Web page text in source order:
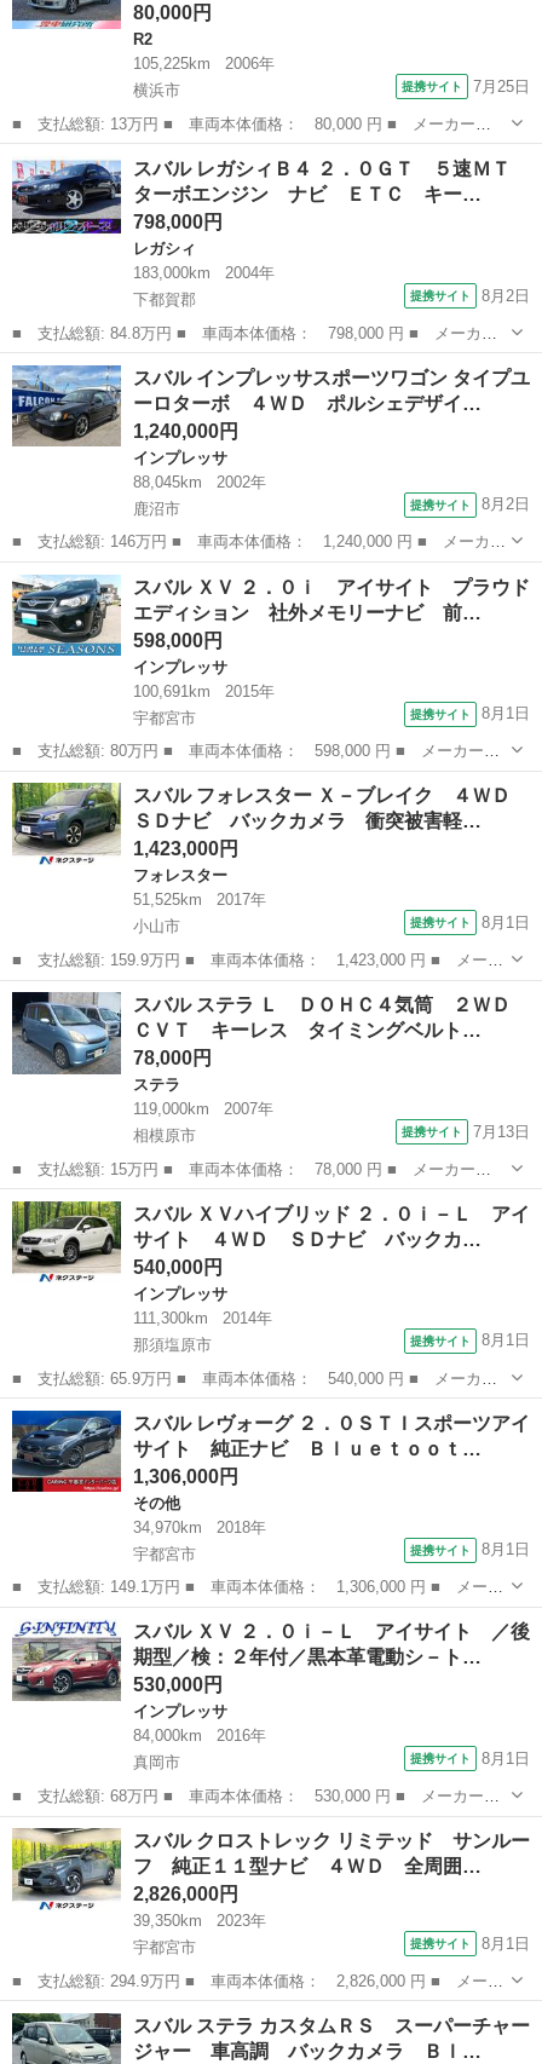
80,000円
R2
105,225km
2006年
横浜市
提携サイト 7月25日
■ 支払総額: 13万円 ■ 車両本体価格： 80,000 円 ■ メーカー
名： スバル ■ 車種名： Ｒ２ ■ グレード名： レフィリミテッ
ド ５００台特別限定車 電格ミラー シートリフター ユーザー買
取 ■ 排気量： ...
神奈川 横浜市
スバル レガシィＢ４ ２．０ＧＴ ５速ＭＴ
ターボエンジン ナビ ＥＴＣ キー…
798,000円
レガシィ
183,000km
2004年
下都賀郡
提携サイト 8月2日
■ 支払総額: 84.8万円 ■ 車両本体価格： 798,000 円 ■ メーカー
名： スバル ■ 車種名： レガシィＢ４ ■ グレード名： ２．０
ＧＴ ５速ＭＴ ターボエンジン ナビ ＥＴＣ キーレス ■ 排気
量： 20...
栃木 下都賀郡 レガシィ
スバル インプレッサスポーツワゴン タイプユ
ーロターボ ４ＷＤ ポルシェデザイ…
1,240,000円
インプレッサ
88,045km
2002年
鹿沼市
提携サイト 8月2日
■ 支払総額: 146万円 ■ 車両本体価格： 1,240,000 円 ■ メーカー
名： スバル ■ 車種名： インプレッサスポーツワゴン ■ グレー
ド名： タイプユーロターボ ４ＷＤ ポルシェデザイン 特別仕様
車 専用フ...
栃木 鹿沼市
スバル ＸＶ ２．０ｉ アイサイト プラウド
エディション 社外メモリーナビ 前…
598,000円
インプレッサ
100,691km
2015年
宇都宮市
提携サイト 8月1日
■ 支払総額: 80万円 ■ 車両本体価格： 598,000 円 ■ メーカー
名： スバル ■ 車種名： ＸＶ ■ グレード名： ２．０ｉ アイ
サイト プラウドエディション 社外メモリーナビ 前後ドライブレ
コーダー アイサ...
栃木 宇都宮市
スバル フォレスター Ｘ－ブレイク ４ＷＤ
ＳＤナビ バックカメラ 衝突被害軽…
1,423,000円
フォレスター
51,525km
2017年
小山市
提携サイト 8月1日
■ 支払総額: 159.9万円 ■ 車両本体価格： 1,423,000 円 ■ メーカ
ー名： スバル ■ 車種名： フォレスター ■ グレード名： Ｘ－
ブレイク ４ＷＤ ＳＤナビ バックカメラ 衝突被害軽減システ
ム レーダ...
栃木 小山市
スバル ステラ Ｌ ＤＯＨＣ４気筒 ２ＷＤ
ＣＶＴ キーレス タイミングベルト…
78,000円
ステラ
119,000km
2007年
相模原市
提携サイト 7月13日
■ 支払総額: 15万円 ■ 車両本体価格： 78,000 円 ■ メーカー
名： スバル ■ 車種名： ステラ ■ グレード名： Ｌ ＤＯＨＣ
４気筒 ２ＷＤ ＣＶＴ キーレス タイミングベルト 交換整備済
■ 排気量： 6...
神奈川 相模原市
スバル ＸＶハイブリッド ２．０ｉ－Ｌ アイ
サイト ４ＷＤ ＳＤナビ バックカ…
540,000円
インプレッサ
111,300km
2014年
那須塩原市
提携サイト 8月1日
■ 支払総額: 65.9万円 ■ 車両本体価格： 540,000 円 ■ メーカー
名： スバル ■ 車種名： ＸＶハイブリッド ■ グレード名：
２．０ｉ－Ｌ アイサイト ４ＷＤ ＳＤナビ バックカメラ 衝突
被害軽減システ...
栃木 那須塩原市 インプレッサ
スバル レヴォーグ ２．０ＳＴＩスポーツアイ
サイト 純正ナビ Ｂｌｕｅｔｏｏｔ…
1,306,000円
その他
34,970km
2018年
宇都宮市
提携サイト 8月1日
■ 支払総額: 149.1万円 ■ 車両本体価格： 1,306,000 円 ■ メーカ
ー名： スバル ■ 車種名： レヴォーグ ■ グレード名： ２．０
ＳＴＩスポーツアイサイト 純正ナビ Ｂｌｕｅｔｏｏｔｈ フルセ
グ バッ...
栃木 宇都宮市 その他
スバル ＸＶ ２．０ｉ－Ｌ アイサイト ／後
期型／検：２年付／黒本革電動シ－ト…
530,000円
インプレッサ
84,000km
2016年
真岡市
提携サイト 8月1日
■ 支払総額: 68万円 ■ 車両本体価格： 530,000 円 ■ メーカー
名： スバル ■ 車種名： ＸＶ ■ グレード名： ２．０ｉ－Ｌ
アイサイト ／後期型／検：２年付／黒本革電動シ－ト＋ヒ－タ－／
純ナビ／Ｂカメラ...
栃木 真岡市 インプレッサ
スバル クロストレック リミテッド サンルー
フ 純正１１型ナビ ４ＷＤ 全周囲…
2,826,000円
39,350km
2023年
宇都宮市
提携サイト 8月1日
■ 支払総額: 294.9万円 ■ 車両本体価格： 2,826,000 円 ■ メーカ
ー名： スバル ■ 車種名： クロストレック ■ グレード名： リ
ミテッド サンルーフ 純正１１型ナビ ４ＷＤ 全周囲カメラ 衝
突被害軽...
栃木 宇都宮市
スバル ステラ カスタムＲＳ スーパーチャー
ジャー 車高調 バックカメラ Ｂｌ…